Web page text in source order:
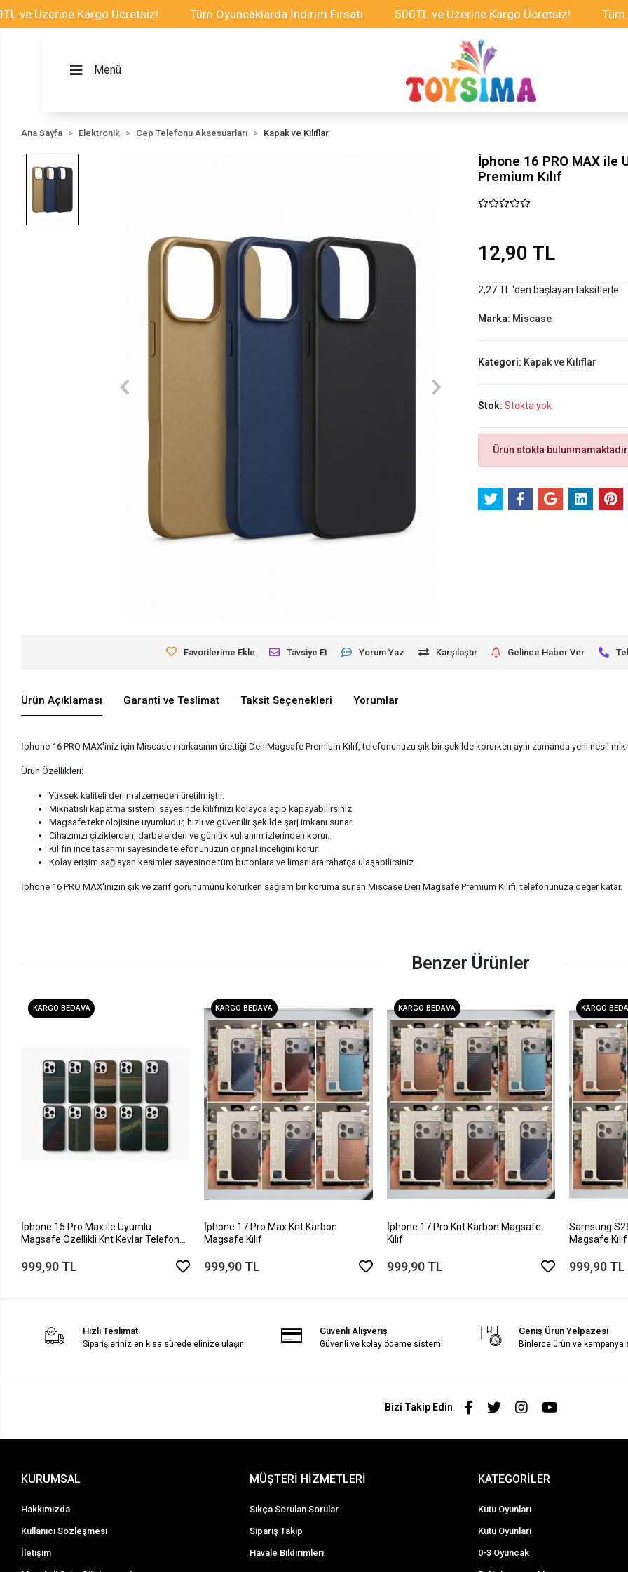
Kargo Ücretsiz! Tüm Oyuncaklarda İndirim Fırsatı 500TL ve Üzerine Kargo Ücretsiz! Tüm
Menü
Ana Sayfa Elektronik Cep Telefonu Aksesuarları Kapak ve Kılıflar
İphone 16 PRO MAX ile
Premium Kılıf
12,90 TL
2,27 TL 'den başlayan taksitlerle
Marka: Miscase
Kategori: Kapak ve Kılıflar
Stok: Stokta yok
Ürün stokta
Favorilerime Ekle Tavsiye Et Yorum Yaz Karşılaştır Gelince Haber Ver
Ürün Açıklaması Garanti ve Teslimat Taksit Seçenekleri Yorumlar
İphone 16 PRO MAX'iniz için Miscase markasının ürettiği Deri Magsafe Premium Kılıf, telefonunuzu şık bir şekilde korurken aynı zamanda yeni nesil
Ürün Özellikleri:
Yüksek kaliteli deri malzemeden üretilmiştir.
Mıknatıslı kapatma sistemi sayesinde kılıfınızı kolayca açıp kapayabilirsiniz.
Magsafe teknolojisine uyumludur, hızlı ve güvenilir şekilde şarj imkanı sunar.
Cihazınızı çiziklerden, darbelerden ve günlük kullanım izlerinden korur.
Kılıfın ince tasarımı sayesinde telefonunuzun orijinal inceliğini korur.
Kolay erişim sağlayan kesimler sayesinde tüm butonlara ve limanlara rahatça ulaşabilirsiniz.
İphone 16 PRO MAX'inizin şık ve zarif görünümünü korurken sağlam bir koruma sunan Miscase Deri Magsafe Premium Kılıfı, telefonunuza değer katar.
Benzer Ürünler
KARGO BEDAVA
İphone 15 Pro Max ile Uyumlu
Magsafe Özellikli Knt Kevlar Telefon
999,90 TL
KARGO BEDAVA
İphone 17 Pro Max Knt Karbon
Magsafe Kılıf
999,90 TL
KARGO BEDAVA
İphone 17 Pro Knt Karbon Magsafe
Kılıf
999,90 TL
KARGO
Samsung
Magsafe Kılıf
999,90 TL
Hızlı Teslimat
Siparişleriniz en kısa sürede elinize ulaşır.
Güvenli Alışveriş
Güvenli ve kolay ödeme sistemi
Geniş Ürün Yelpazesi
Binlerce ürün ve kampanya
Bizi Takip Edin
KURUMSAL
Hakkımızda
Kullanıcı Sözleşmesi
İletişim
MÜŞTERİ HİZMETLERİ
Sıkça Sorulan Sorular
Sipariş Takip
Havale Bildirimleri
KATEGORİLER
Kutu Oyunları
Kutu Oyunları
0-3 Oyuncak